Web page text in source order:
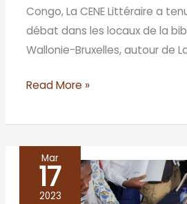
Congo, La CENE Littéraire a
débat dans les locaux de la
Wallonie-Bruxelles, autour de
Read More »
Mar
17
2023
Bibliothèque
Wallonie-